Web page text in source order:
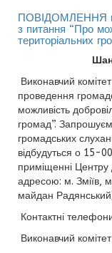
ПОВІДОМЛЕННЯ
з питання “Про
територіальних
Виконавчий комітет
проведення
можливість
громад”.
громадських
відбудуться о 15-
приміщенні Центру
адресою: м. Зміїв,
майдан
Контактні
Виконавчий